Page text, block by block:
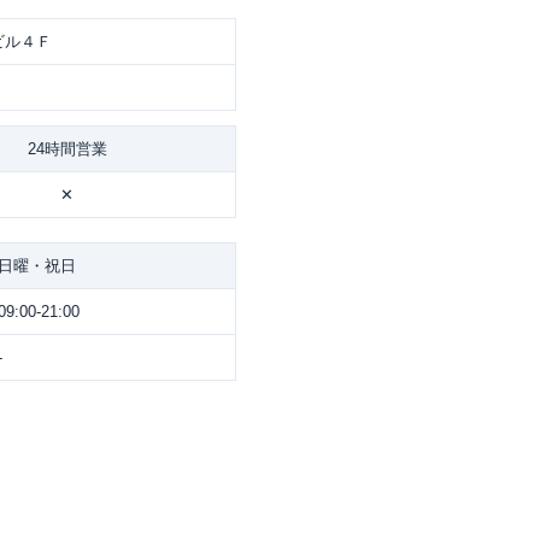
４Ｆ
24時間営業
✕
日曜・祝日
21:00